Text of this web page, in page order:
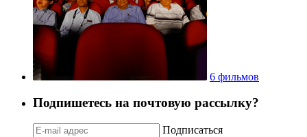
6 фильмов
Подпишетесь на почтовую рассылку?
Подписаться